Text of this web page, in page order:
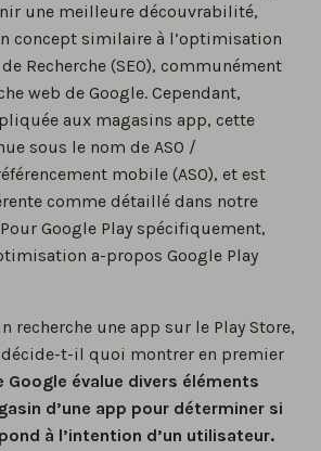
une meilleure découvrabilité,
concept similaire à l’optimisation
Recherche (SEO), communément
web de Google. Cependant,
aux magasins app, cette
sous le nom de ASO /
mobile (ASO), et est
comme détaillé dans notre
Google Play spécifiquement,
a-propos Google Play
recherche une app sur le Play Store,
t-il quoi montrer en premier
Google évalue divers éléments
d’une app pour déterminer si
à l’intention d’un utilisateur.